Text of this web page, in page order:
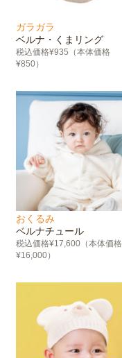
ガラガラ
ベルナ・くまリング
税込価格¥935（本体価格
¥850）
おくるみ
ベルナチュール
税込価格¥17,600（本体価格
¥16,000）